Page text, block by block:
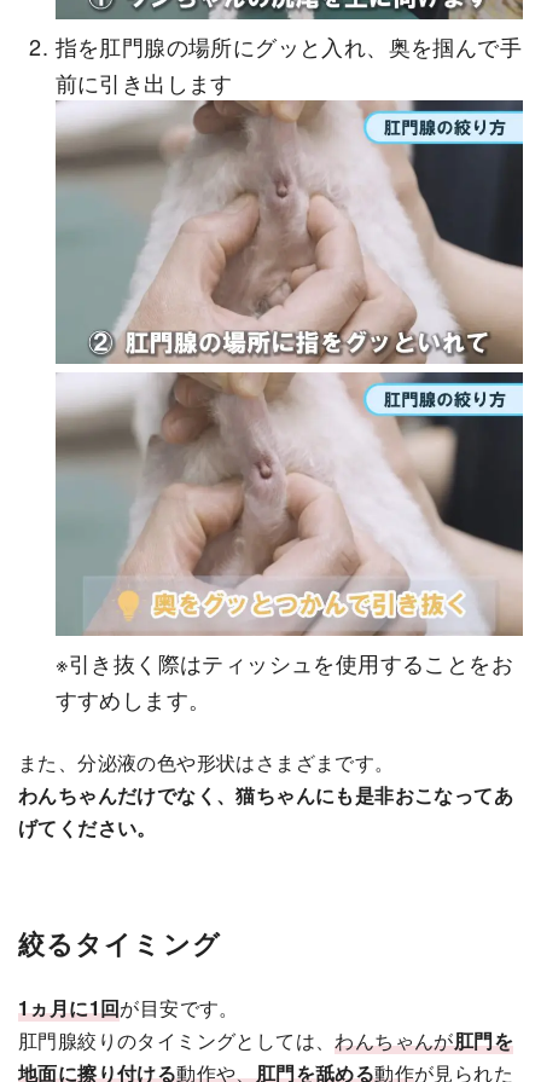
指を肛門腺の場所にグッと入れ、奥を掴んで手
前に引き出します
※引き抜く際はティッシュを使用することをお
すすめします。
また、分泌液の色や形状はさまざまです。
わんちゃんだけでなく、猫ちゃんにも是非おこなってあ
げてください。
絞るタイミング
1ヵ月に1回が目安です。
肛門腺絞りのタイミングとしては、わんちゃんが肛門を
地面に擦り付ける動作や、肛門を舐める動作が見られた